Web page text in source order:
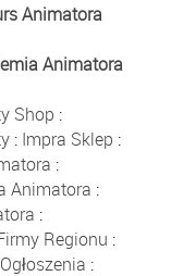
Animatora
Animatora
Shop :
: Impra Sklep :
:
Animatora :
:
Regionu :
Ogłoszenia :